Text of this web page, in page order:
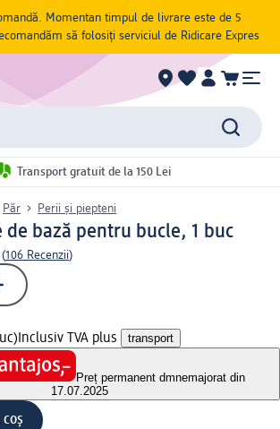
Momentan timpul de livrare este de 5
să folosiți serviciul de Ridicare Expres
Transport gratuit de la 150 Lei
Păr Perii și piepteni
de bază pentru bucle, 1 buc
(106 Recenzii)
Inclusiv TVA plus transport
Preț permanent dmnemajorat din
17.07.2025